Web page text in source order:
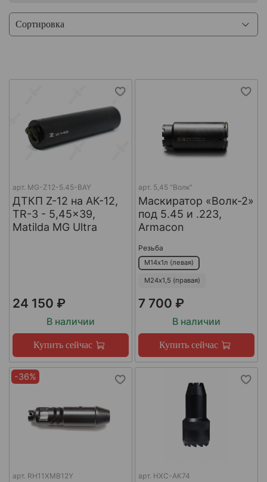
арт. MG-Z12-5.45-BAY
ДТКП Z-12 на АК-12,
TR-3 - 5,45x39,
Matilda MG Ultra
24 150 ₽
В наличии
Купить сейчас
арт. 5,45 "Волк"
Маскиратор «Волк-2»
под 5.45 и .223,
Armacon
Резьба
М14х1л (левая)
М24х1,5 (правая)
7 700 ₽
В наличии
Купить сейчас
-36%
арт. RH11XMB12Y арт. НХС-АК74